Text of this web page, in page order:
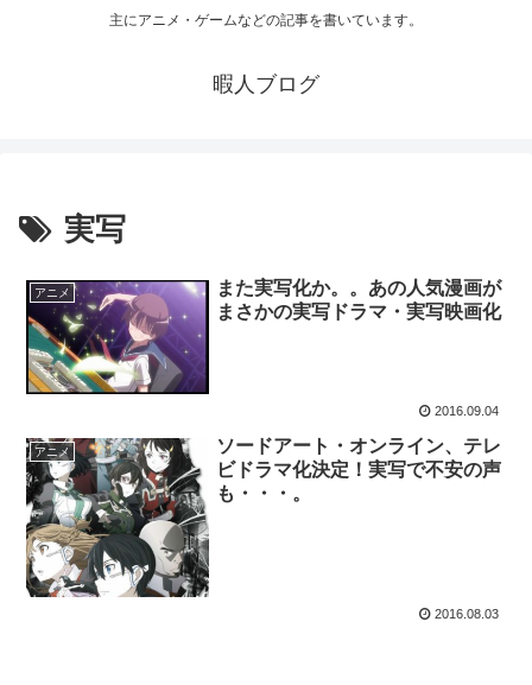
主にアニメ・ゲームなどの記事を書いています。
暇人ブログ
実写
アニメ
また実写化か。。あの人気漫画が
まさかの実写ドラマ・実写映画化
2016.09.04
アニメ
ソードアート・オンライン、テレ
ビドラマ化決定！実写で不安の声
も・・・。
2016.08.03